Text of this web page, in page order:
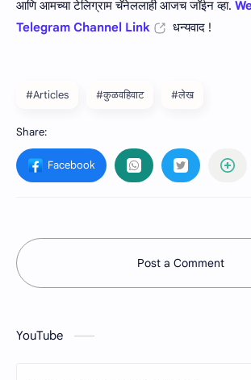
आणि आमच्या टेलिग्राम चॅनेललाही आजच जॉईन व्हा.
Telegram Channel Link
धन्यवाद !
#Articles #कुळवहिवाट #लेख
Post a Comment
YouTube